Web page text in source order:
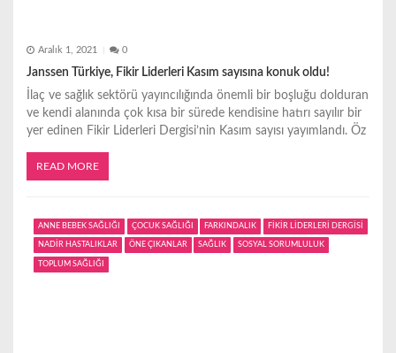
Aralık 1, 2021 0
Janssen Türkiye, Fikir Liderleri Kasım sayısına konuk oldu!
İlaç ve sağlık sektörü yayıncılığında önemli bir boşluğu dolduran
ve kendi alanında çok kısa bir sürede kendisine hatırı sayılır bir
yer edinen Fikir Liderleri Dergisi’nin Kasım sayısı yayımlandı. Öz
READ MORE
ANNE BEBEK SAĞLIĞI ÇOCUK SAĞLIĞI FARKINDALIK FİKİR LİDERLERİ DERGİSİ
NADİR HASTALIKLAR ÖNE ÇIKANLAR SAĞLIK SOSYAL SORUMLULUK
TOPLUM SAĞLIĞI